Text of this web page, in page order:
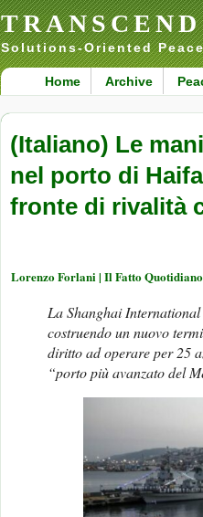
Solutions-Oriented
Home Archive
(Italiano) Le
nel porto di
fronte di rivalità
Lorenzo Forlani | Il Fatto
La Shanghai
costruendo un nuovo
diritto ad operare per 25
“porto più avanzato del